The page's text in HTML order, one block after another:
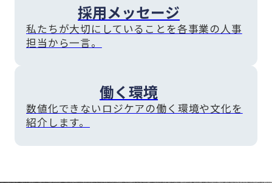
採用メッセージ
私たちが大切にしていることを各事業の人事
担当から一言。
働く環境
数値化できないロジケアの働く環境や文化を
紹介します。